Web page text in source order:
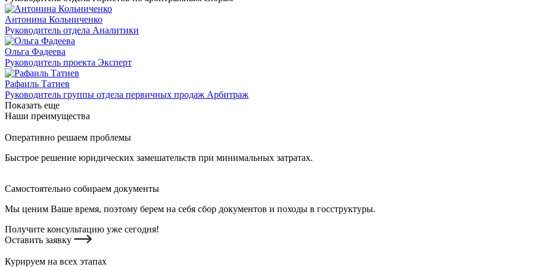
Антонина Кольниченко
Руководитель отдела Аналитики
Ольга Фадеева
Руководитель проекта Эксперт
Рафаиль Татиев
Руководитель группы отдела первичных продаж Арбитраж
Показать еще
Наши преимущества
Оперативно решаем проблемы
Быстрое решение юридических замешательств при минимальных затратах.
Самостоятельно собираем документы
Мы ценим Ваше время, поэтому берем на себя сбор документов и походы в госструктуры.
Получите консультацию уже сегодня!
Оставить заявку
Курируем на всех этапах